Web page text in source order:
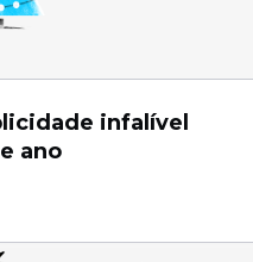
infalível
ano